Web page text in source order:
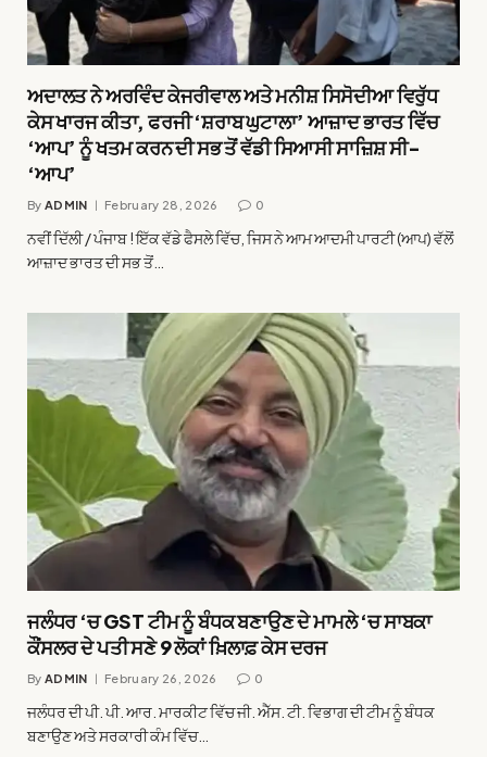
ਅਦਾਲਤ ਨੇ ਅਰਵਿੰਦ ਕੇਜਰੀਵਾਲ ਅਤੇ ਮਨੀਸ਼ ਸਿਸੋਦੀਆ ਵਿਰੁੱਧ
ਕੇਸ ਖਾਰਜ ਕੀਤਾ, ਫਰਜੀ ‘ਸ਼ਰਾਬ ਘੁਟਾਲਾ’ ਆਜ਼ਾਦ ਭਾਰਤ ਵਿੱਚ
‘ਆਪ’ ਨੂੰ ਖਤਮ ਕਰਨ ਦੀ ਸਭ ਤੋਂ ਵੱਡੀ ਸਿਆਸੀ ਸਾਜ਼ਿਸ਼ ਸੀ-
‘ਆਪ’
By ADMIN February 28, 2026 0
ਨਵੀਂ ਦਿੱਲੀ / ਪੰਜਾਬ ! ਇੱਕ ਵੱਡੇ ਫੈਸਲੇ ਵਿੱਚ, ਜਿਸ ਨੇ ਆਮ ਆਦਮੀ ਪਾਰਟੀ (ਆਪ) ਵੱਲੋਂ
ਆਜ਼ਾਦ ਭਾਰਤ ਦੀ ਸਭ ਤੋਂ…
ਜਲੰਧਰ ‘ਚ GST ਟੀਮ ਨੂੰ ਬੰਧਕ ਬਣਾਉਣ ਦੇ ਮਾਮਲੇ ‘ਚ ਸਾਬਕਾ
ਕੌਂਸਲਰ ਦੇ ਪਤੀ ਸਣੇ 9 ਲੋਕਾਂ ਖ਼ਿਲਾਫ਼ ਕੇਸ ਦਰਜ
By ADMIN February 26, 2026 0
ਜਲੰਧਰ ਦੀ ਪੀ. ਪੀ. ਆਰ. ਮਾਰਕੀਟ ਵਿੱਚ ਜੀ. ਐੱਸ. ਟੀ. ਵਿਭਾਗ ਦੀ ਟੀਮ ਨੂੰ ਬੰਧਕ
ਬਣਾਉਣ ਅਤੇ ਸਰਕਾਰੀ ਕੰਮ ਵਿੱਚ…